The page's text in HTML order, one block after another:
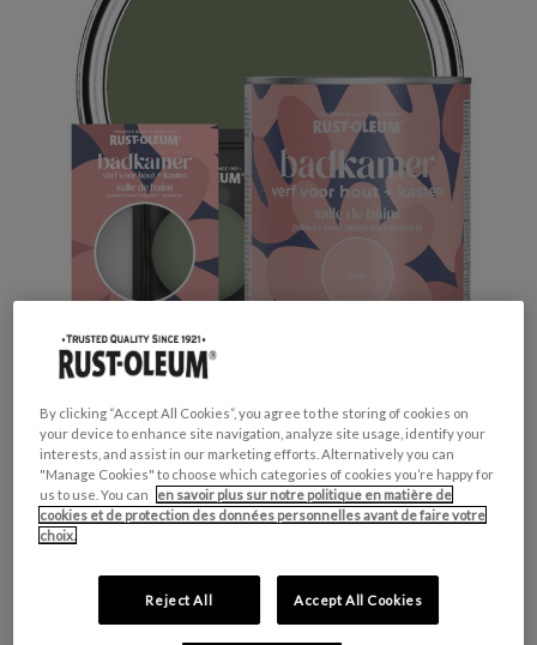
Productveiligheid
Attention
H317 - Peut provoquer une allergie cutanée.
H412 - Nocif pour les organismes aquatiques,
By clicking “Accept All Cookies”, you agree to the storing of cookies on
your device to enhance site navigation, analyze site usage, identify your
interests, and assist in our marketing efforts. Alternatively you can
"Manage Cookies" to choose which categories of cookies you’re happy for
us to use. You can
en savoir plus sur notre politique en matière de
cookies et de protection des données personnelles avant de faire votre
choix.
Reject All Accept All Cookies